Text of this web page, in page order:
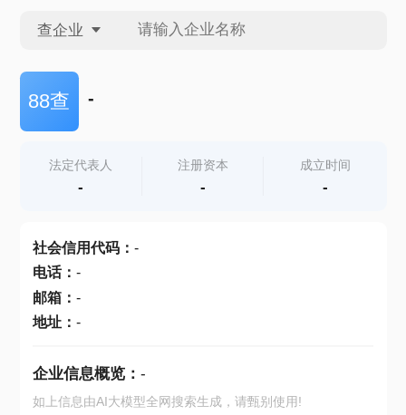
查企业
查企业
查产地
88查 -
法定代表人
-
注册资本
-
成立时间
-
社会信用代码： -
电话： -
邮箱： -
地址： -
企业信息概览： -
如上信息由AI大模型全网搜索生成，请甄别使用!